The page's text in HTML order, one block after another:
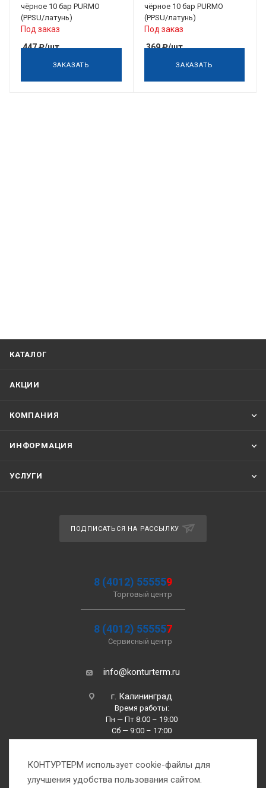
чёрное 10 бар PURMO
(PPSU/латунь)
Под заказ
447₽/шт
ЗАКАЗАТЬ
чёрное 10 бар PURMO
(PPSU/латунь)
Под заказ
369₽/шт
ЗАКАЗАТЬ
КАТАЛОГ
АКЦИИ
КОМПАНИЯ
ИНФОРМАЦИЯ
УСЛУГИ
ПОДПИСАТЬСЯ НА РАССЫЛКУ
8 (4012) 555559
Торговый центр
8 (4012) 555557
Сервисный центр
info@konturterm.ru
г. Калининград
Время работы:
Пн — Пт 8:00 – 19:00
Сб — 9:00 – 17:00
Вс —10:00 – 16:00
КОНТУРТЕРМ использует cookie-файлы для
улучшения удобства пользования сайтом.